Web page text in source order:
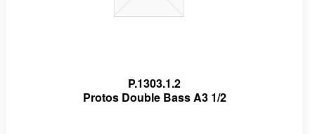
P.1303.1.2
Protos Double Bass A3 1/2